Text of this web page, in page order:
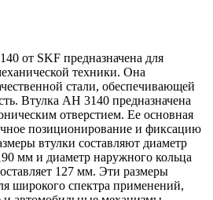
от SKF предназначена для
техники. Она
стали, обеспечивающей
Втулка AH 3140 предназначена
отверстием. Ее основная
позиционирование и фиксацию
втулки составляют диаметр
мм и диаметр наружного кольца
127 мм. Эти размеры
широкого спектра применений,